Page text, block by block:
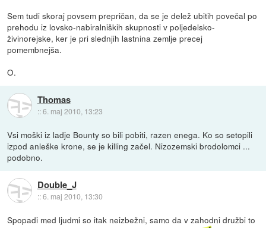
Sem tudi skoraj povsem prepričan, da se je delež ubitih povečal po
prehodu iz lovsko-nabiralniških skupnosti v poljedelsko-
živinorejske, ker je pri slednjih lastnina zemlje precej
pomembnejša.
O.
Thomas
::6. maj 2010, 13:23
Vsi moški iz ladje Bounty so bili pobiti, razen enega. Ko so setopili
izpod anleške krone, se je killing začel. Nizozemski brodolomci ...
podobno.
Double_J
::6. maj 2010, 13:30
Spopadi med ljudmi so itak neizbežni, samo da v zahodni družbi to